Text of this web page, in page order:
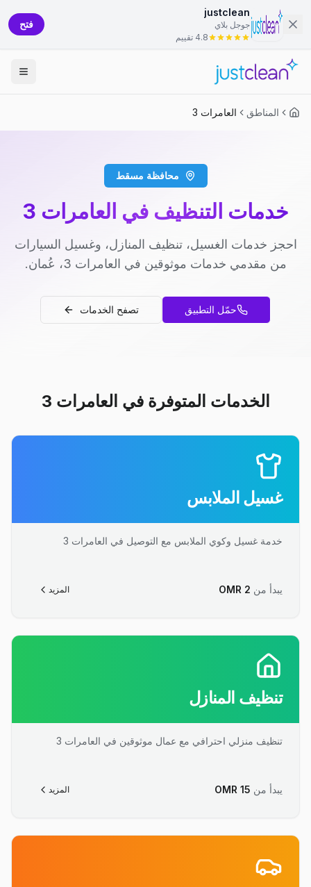
justclean
جوجل بلاي
4.8 تقييم
فتح
المناطق العامرات 3
محافظة مسقط
خدمات التنظيف في العامرات 3
احجز خدمات الغسيل، تنظيف المنازل، وغسيل السيارات
من مقدمي خدمات موثوقين في العامرات 3، عُمان.
حمّل التطبيق تصفح الخدمات
الخدمات المتوفرة في العامرات 3
غسيل الملابس
خدمة غسيل وكوي الملابس مع التوصيل في العامرات 3
يبدأ من OMR 2 المزيد
تنظيف المنازل
تنظيف منزلي احترافي مع عمال موثوقين في العامرات 3
يبدأ من OMR 15 المزيد